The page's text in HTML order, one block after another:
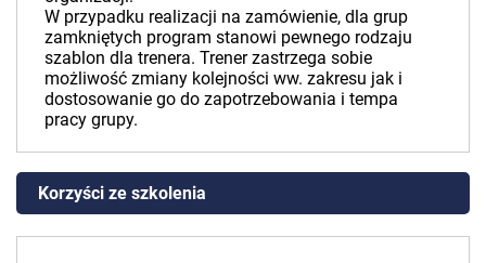
W przypadku realizacji na zamówienie, dla grup
zamkniętych program stanowi pewnego rodzaju
szablon dla trenera. Trener zastrzega sobie
możliwość zmiany kolejności ww. zakresu jak i
dostosowanie go do zapotrzebowania i tempa
pracy grupy.
Korzyści ze szkolenia